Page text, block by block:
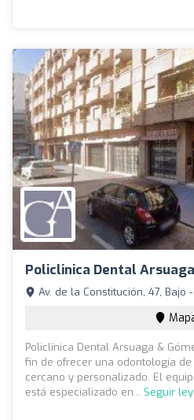
Policlinica Dental
Av. de la Constitución, 47, Bajo
Policlínica Dental Arsuaga &
fin de ofrecer una odontología
cercano y personalizado. El
está especializado en... Seguir